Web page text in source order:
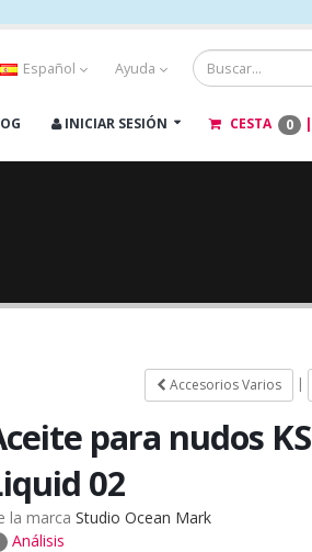
Español Ayuda
INICIAR SESIÓN CESTA 0 |
Accesorios Varios |
para nudos KS
02
la marca Studio Ocean Mark
Análisis